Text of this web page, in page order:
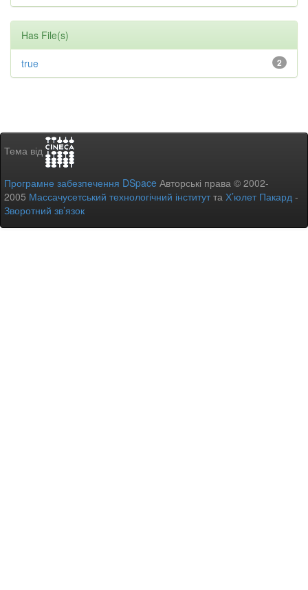
Has File(s)
2
true
Тема від
Програмне забезпечення DSpace Авторські права © 2002-
2005 Массачусетський технологічний інститутта Х’юлет Пакард -
Зворотний зв’язок